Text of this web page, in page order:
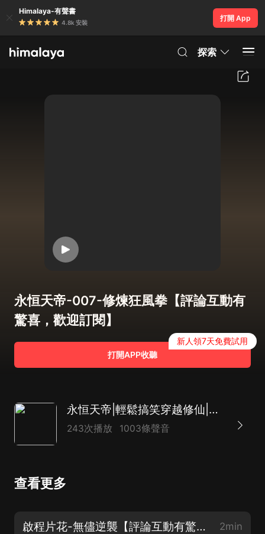
Himalaya-有聲書
4.8k 安裝
打開 App
探索
永恒天帝-007-修煉狂風拳【評論互動有
驚喜，歡迎訂閱】
打開APP收聽
新人領7天免費試用
永恒天帝|輕鬆搞笑穿越修仙|天才穿越逆襲開始|鬥羅大陸凡人修仙傳姊妹篇|熱血玄幻
243次播放 1003條聲音
查看更多
啟程片花-無儘逆襲【評論互動有驚喜，歡迎訂閱】 2min